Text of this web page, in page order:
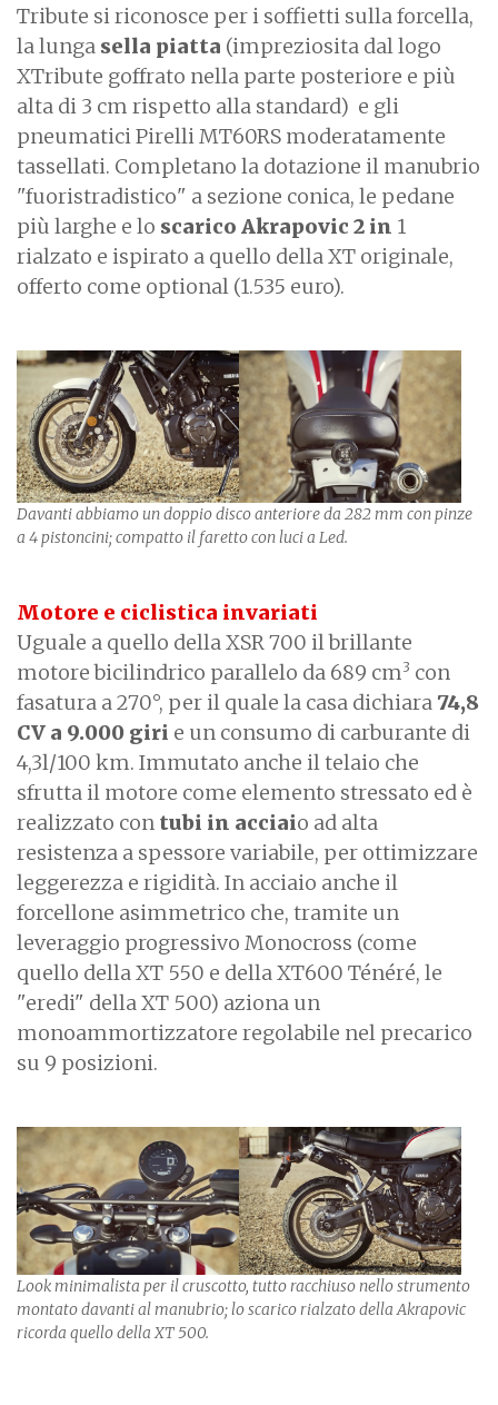
Tribute si riconosce per i soffietti sulla forcella,
la lunga sella piatta (impreziosita dal logo
XTribute goffrato nella parte posteriore e più
alta di 3 cm rispetto alla standard) e gli
pneumatici Pirelli MT60RS moderatamente
tassellati. Completano la dotazione il manubrio
"fuoristradistico" a sezione conica, le pedane
più larghe e lo scarico Akrapovic 2 in 1
rialzato e ispirato a quello della XT originale,
offerto come optional (1.535 euro).
Davanti abbiamo un doppio disco anteriore da 282 mm con pinze
a 4 pistoncini; compatto il faretto con luci a Led.
Motore e ciclistica invariati
Uguale a quello della XSR 700 il brillante
motore bicilindrico parallelo da 689 cm3 con
fasatura a 270°, per il quale la casa dichiara 74,8
CV a 9.000 giri e un consumo di carburante di
4,3l/100 km. Immutato anche il telaio che
sfrutta il motore come elemento stressato ed è
realizzato con tubi in acciaio ad alta
resistenza a spessore variabile, per ottimizzare
leggerezza e rigidità. In acciaio anche il
forcellone asimmetrico che, tramite un
leveraggio progressivo Monocross (come
quello della XT 550 e della XT600 Ténéré, le
"eredi" della XT 500) aziona un
monoammortizzatore regolabile nel precarico
su 9 posizioni.
Look minimalista per il cruscotto, tutto racchiuso nello strumento
montato davanti al manubrio; lo scarico rialzato della Akrapovic
ricorda quello della XT 500.